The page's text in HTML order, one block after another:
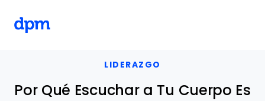
LIDERAZGO
Por Qué Escuchar a Tu Cuerpo Es